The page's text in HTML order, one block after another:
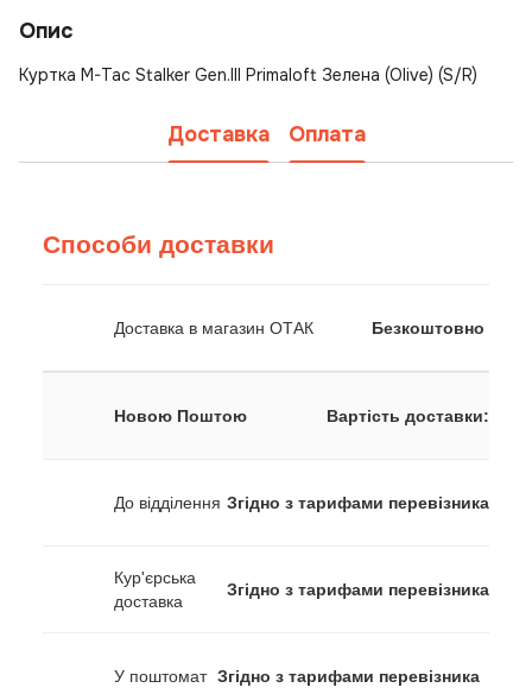
Опис
Куртка M-Tac Stalker Gen.III Primaloft Зелена (Olive) (S/R)
Доставка Оплата
Способи доставки
Доставка в магазин ОТАК Безкоштовно
Новою Поштою Вартість доставки:
До відділення Згідно з тарифами перевізника
Кур'єрська
доставка
Згідно з тарифами перевізника
У поштомат Згідно з тарифами перевізника